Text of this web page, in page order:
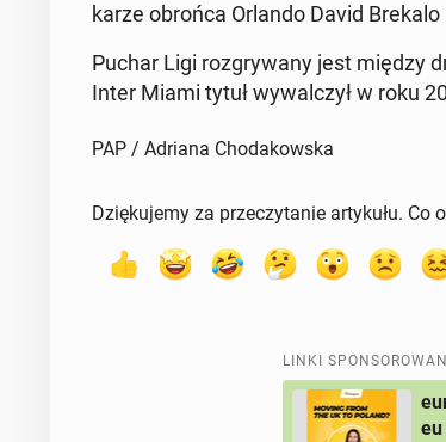
karze obrońca Orlando David
Puchar Ligi roz­gry­wa­ny jest między
Inter Miami tytuł wy­wal­czył w roku
PAP / Adriana Chodakowska
Dziękujemy za przeczytanie artykułu. Co
LINKI
eu